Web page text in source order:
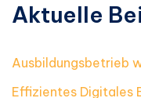
Aktuelle
Ausbildungsbetrieb
Effizientes Digitales